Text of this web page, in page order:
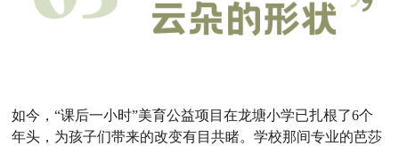
如今，“课后一小时”美育公益项目在龙塘小学已扎根了6个
年头，为孩子们带来的改变有目共睹。学校那间专业的芭莎